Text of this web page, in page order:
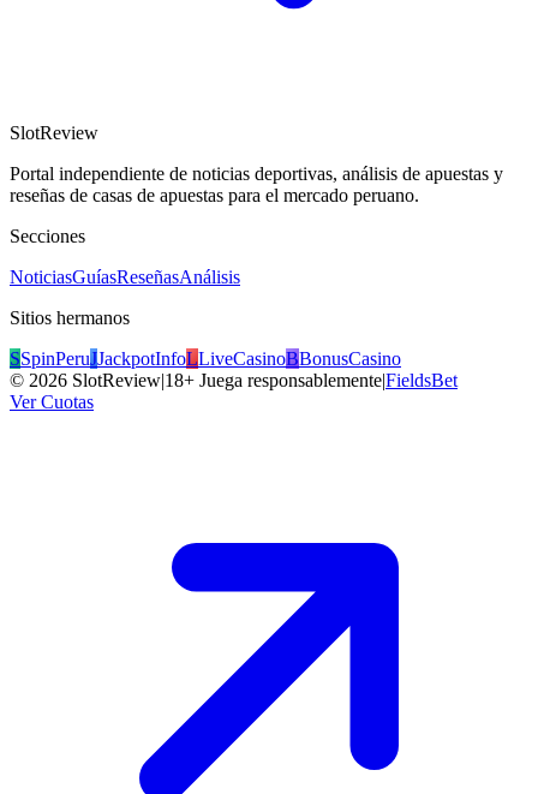
SlotReview
Portal independiente de noticias deportivas, análisis de apuestas y
reseñas de casas de apuestas para el mercado peruano.
Secciones
NoticiasGuíasReseñasAnálisis
Sitios hermanos
SSpinPeruJJackpotInfoLLiveCasinoBBonusCasino
© 2026 SlotReview|18+ Juega responsablemente|FieldsBet
Ver Cuotas